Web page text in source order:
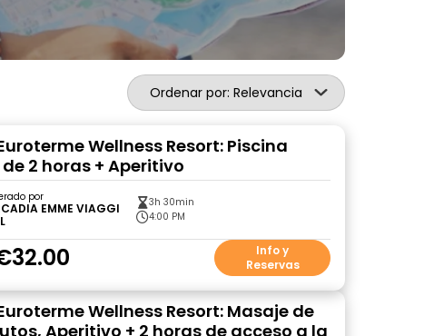
Ordenar por: Relevancia
Wellness Resort: Piscina
2 horas + Aperitivo
por
EMME VIAGGI
3h 30min
4:00 PM
Info y
Reservas
Wellness Resort: Masaje de
Aperitivo + 2 horas de acceso a la